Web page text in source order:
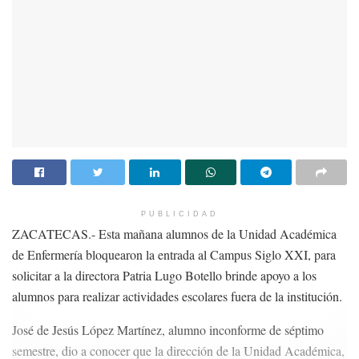
Sin embargo, aseguró que es necesario educar a la población
en el consumo de alcohol, ya que la campaña
“Zacatecas, Capital Mundial de la Cerveza” incluye dar un
énfasis gastronómico al Mercado González Ortega, lo que
Histórico una gran cantina.
Medina Padilla enfatizó que es necesario no ser tolerantes
PUBLICIDAD
ZACATECAS.- Esta mañana alumnos de la Unidad Académica
de Enfermería bloquearon la entrada al Campus Siglo XXI, para
solicitar a la directora Patria Lugo Botello brinde apoyo a los
alumnos para realizar actividades escolares fuera de la institución.
José de Jesús López Martínez, alumno inconforme de séptimo
semestre, dio a conocer que la dirección de la Unidad Académica,